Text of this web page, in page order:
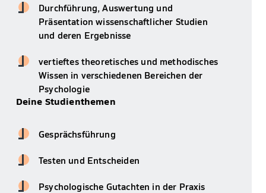
Durchführung, Auswertung und
Präsentation wissenschaftlicher Studien
und deren Ergebnisse
vertieftes theoretisches und methodisches
Wissen in verschiedenen Bereichen der
Psychologie
Deine Studienthemen
Gesprächsführung
Testen und Entscheiden
Psychologische Gutachten in der Praxis